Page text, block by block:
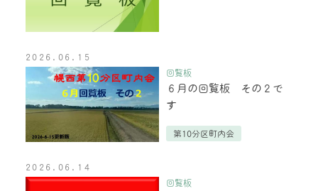
2026.06.15
回覧板
６月の回覧板 その２で
す
第10分区町内会
2026.06.14
回覧板